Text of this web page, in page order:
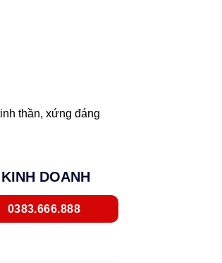
thần, xứng đáng
KINH DOANH
0383.666.888